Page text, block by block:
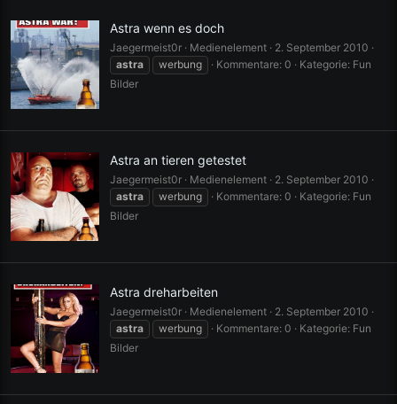
Astra wenn es doch
Jaegermeist0r Medienelement
2. September 2010
astra
werbung Kommentare: 0
Kategorie: Fun
Bilder
Astra an tieren getestet
Jaegermeist0r Medienelement
2. September 2010
astra
werbung Kommentare: 0
Kategorie: Fun
Bilder
Astra dreharbeiten
Jaegermeist0r Medienelement
2. September 2010
astra
werbung Kommentare: 0
Kategorie: Fun
Bilder